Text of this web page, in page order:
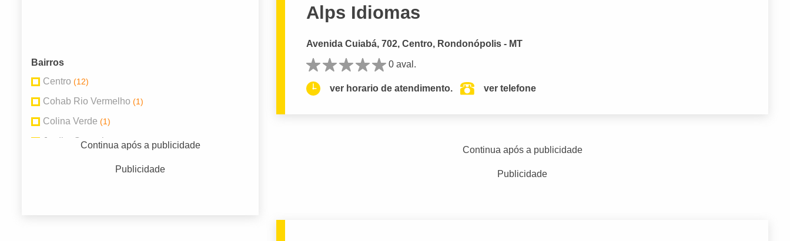
Bairros
Centro (12)
Cohab Rio Vermelho (1)
Colina Verde (1)
Jardim Guanabara (5)
Continua após a publicidade
Publicidade
Alps Idiomas
Avenida Cuiabá, 702, Centro, Rondonópolis - MT
0 aval.
ver horario de atendimento. ver telefone
Continua após a publicidade
Publicidade